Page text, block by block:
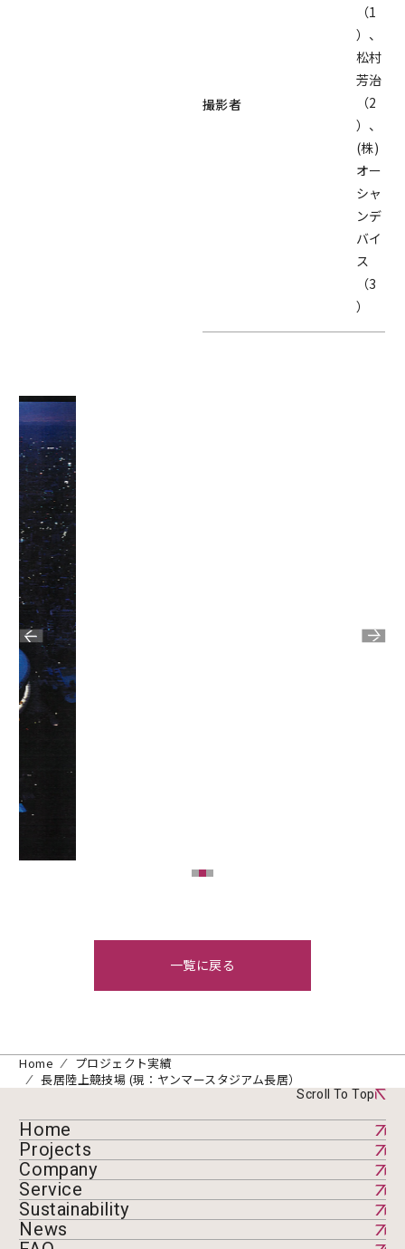
撮影者
（1
）、
松村
芳治
（2
）、
(株)
オー
シャ
ンデ
バイ
ス
（3
）
一覧に戻る
Home
プロジェクト実績
長居陸上競技場 (現：ヤンマースタジアム長居）
Scroll To Top
Home
Projects
Company
Service
Sustainability
News